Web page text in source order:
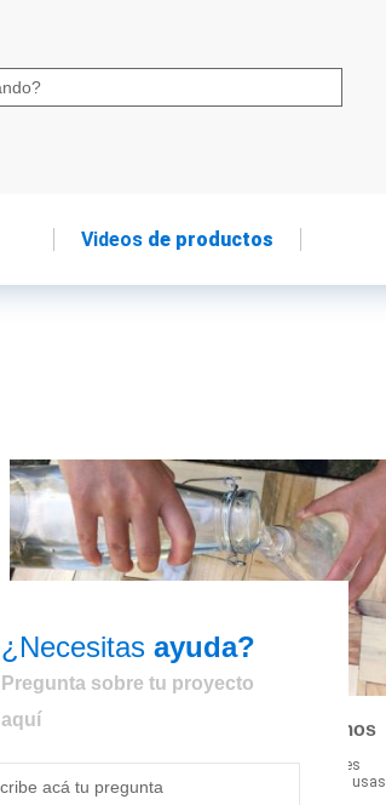
Videosde productos
¿Necesitas ayuda?
Pregunta sobre tu proyecto
aquíCómo mantener limpio lo que tocamos
Cuida a los que más quieres siguiendo estos útiles
ejemplos de cómo desinfectar todo lo que tocas y usas
diariamente: manillas, las ...